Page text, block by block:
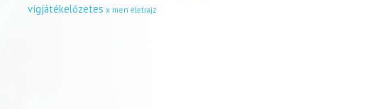
vígjátékelőzetes x men életrajz